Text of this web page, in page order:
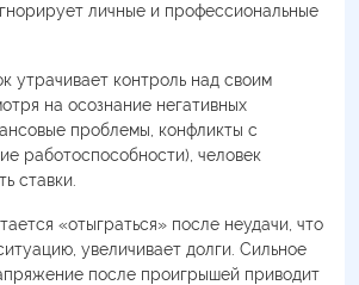
личные и профессиональные
утрачивает контроль над своим
на осознание негативных
проблемы, конфликты с
работоспособности), человек
ставки.
«отыграться» после неудачи, что
увеличивает долги. Сильное
после проигрышей приводит